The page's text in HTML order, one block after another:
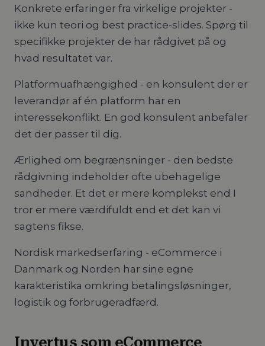
Konkrete erfaringer fra virkelige projekter -
ikke kun teori og best practice-slides. Spørg til
specifikke projekter de har rådgivet på og
hvad resultatet var.
Platformuafhængighed - en konsulent der er
leverandør af én platform har en
interessekonflikt. En god konsulent anbefaler
det der passer til dig.
Ærlighed om begrænsninger - den bedste
rådgivning indeholder ofte ubehagelige
sandheder. Et det er mere komplekst end I
tror er mere værdifuldt end et det kan vi
sagtens fikse.
Nordisk markedserfaring - eCommerce i
Danmark og Norden har sine egne
karakteristika omkring betalingsløsninger,
logistik og forbrugeradfærd.
Invertus som eCommerce